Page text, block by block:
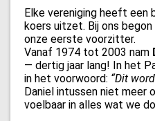
Elke vereniging heeft een
koers uitzet. Bij ons
onze eerste voorzitter.
Vanaf 1974 tot 2003 nam
— dertig jaar lang! In het
in het voorwoord: “Dit
Daniel intussen niet meer
voelbaar in alles wat we